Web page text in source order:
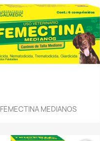
FEMECTINA MEDIANOS